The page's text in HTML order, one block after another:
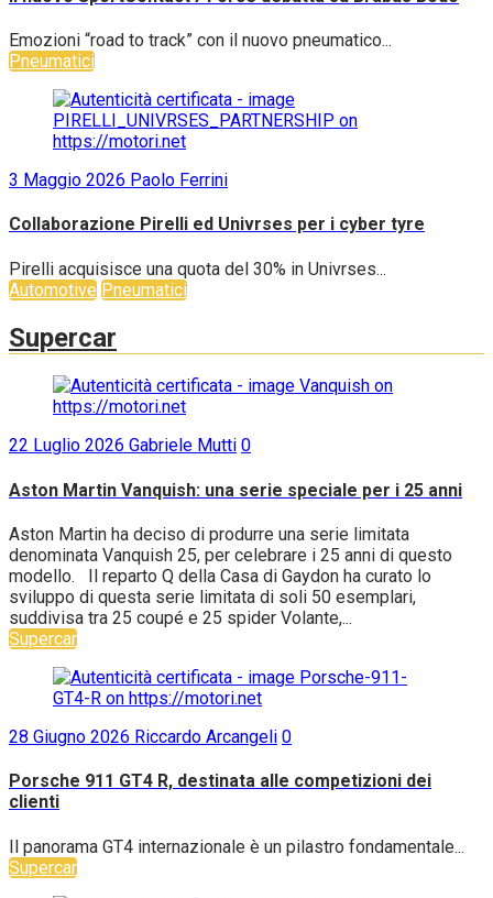
Emozioni “road to track” con il nuovo pneumatico...
Pneumatici
3 Maggio 2026 Paolo Ferrini
Collaborazione Pirelli ed Univrses per i cyber tyre
Pirelli acquisisce una quota del 30% in Univrses...
Automotive Pneumatici
Supercar
22 Luglio 2026 Gabriele Mutti 0
Aston Martin Vanquish: una serie speciale per i 25 anni
Aston Martin ha deciso di produrre una serie limitata
denominata Vanquish 25, per celebrare i 25 anni di questo
modello. Il reparto Q della Casa di Gaydon ha curato lo
sviluppo di questa serie limitata di soli 50 esemplari,
suddivisa tra 25 coupé e 25 spider Volante,...
Supercar
28 Giugno 2026 Riccardo Arcangeli 0
Porsche 911 GT4 R, destinata alle competizioni dei
clienti
Il panorama GT4 internazionale è un pilastro fondamentale...
Supercar